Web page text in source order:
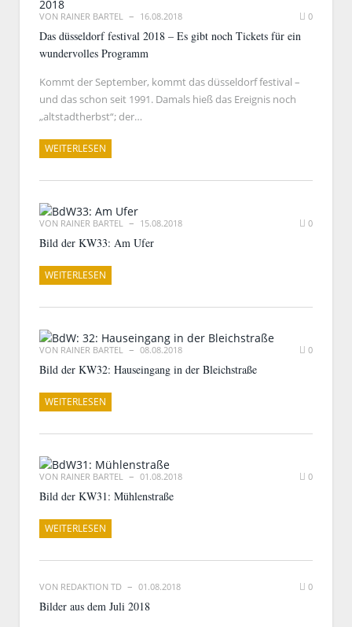
VON RAINER BARTEL 16.08.2018 0
Das düsseldorf festival 2018 – Es gibt noch Tickets für ein
wundervolles Programm
Kommt der September, kommt das düsseldorf festival –
und das schon seit 1991. Damals hieß das Ereignis noch
„altstadtherbst“; der…
WEITERLESEN
VON RAINER BARTEL 15.08.2018 0
Bild der KW33: Am Ufer
WEITERLESEN
VON RAINER BARTEL 08.08.2018 0
Bild der KW32: Hauseingang in der Bleichstraße
WEITERLESEN
VON RAINER BARTEL 01.08.2018 0
Bild der KW31: Mühlenstraße
WEITERLESEN
VON REDAKTION TD 01.08.2018 0
Bilder aus dem Juli 2018